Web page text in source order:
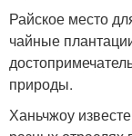
Райское место
чайные
природы.
Ханьчжоу